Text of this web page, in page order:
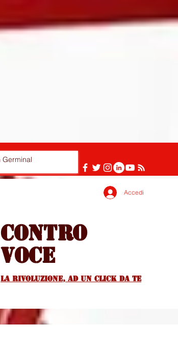
Accedi
Contro
voce
La rivoluzione, ad un Click da te